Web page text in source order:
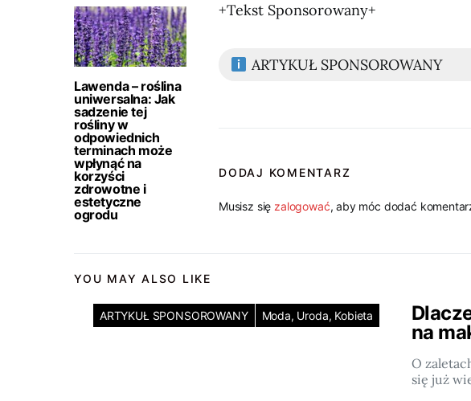
Lawenda – roślina
uniwersalna: Jak
sadzenie tej
rośliny w
odpowiednich
terminach może
wpłynąć na
korzyści
zdrowotne i
estetyczne
ogrodu
+Tekst Sponsorowany+
ARTYKUŁ SPONSOROWANY
DODAJ KOMENTARZ
Musisz się zalogować, aby móc dodać
YOU MAY ALSO LIKE
ARTYKUŁ SPONSOROWANY Moda, Uroda, Kobieta
na
O
się już